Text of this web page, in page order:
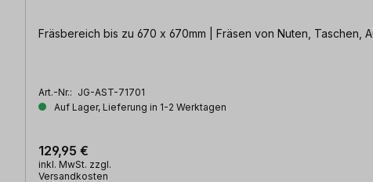
Fräsbereich bis zu 670 x 670mm | Fräsen von Nuten, Taschen,
Art.-Nr.: JG-AST-71701
Auf Lager, Lieferung in 1-2 Werktagen
129,95 €
inkl. MwSt. zzgl.
Versandkosten